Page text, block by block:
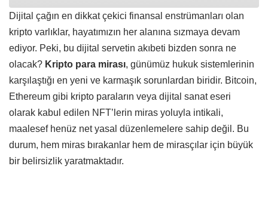
Dijital çağın en dikkat çekici finansal enstrümanları olan
kripto varlıklar, hayatımızın her alanına sızmaya devam
ediyor. Peki, bu dijital servetin akıbeti bizden sonra ne
olacak? Kripto para mirası, günümüz hukuk sistemlerinin
karşılaştığı en yeni ve karmaşık sorunlardan biridir. Bitcoin,
Ethereum gibi kripto paraların veya dijital sanat eseri
olarak kabul edilen NFT’lerin miras yoluyla intikali,
maalesef henüz net yasal düzenlemelere sahip değil. Bu
durum, hem miras bırakanlar hem de mirasçılar için büyük
bir belirsizlik yaratmaktadır.